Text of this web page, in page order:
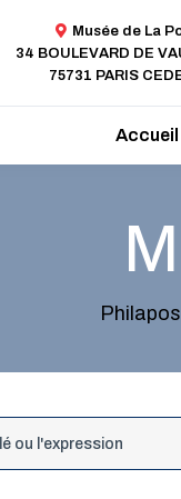
Musée de La
34 BOULEVARD DE
75731 PARIS
Accueil